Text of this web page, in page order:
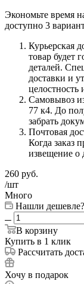
Экономьте время
доступно 3
Курьерская
товар будет
деталей.
доставки и
целостность
Самовывоз
77 к4. До
забрать
Почтовая
Когда заказ
извещение о
260 руб.
/шт
Много
Нашли дешевле?
В корзину
Купить в 1 клик
Рассчитать
Хочу в подарок